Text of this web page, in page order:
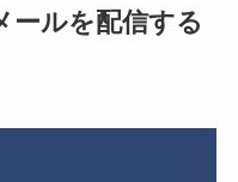
ールを配信する